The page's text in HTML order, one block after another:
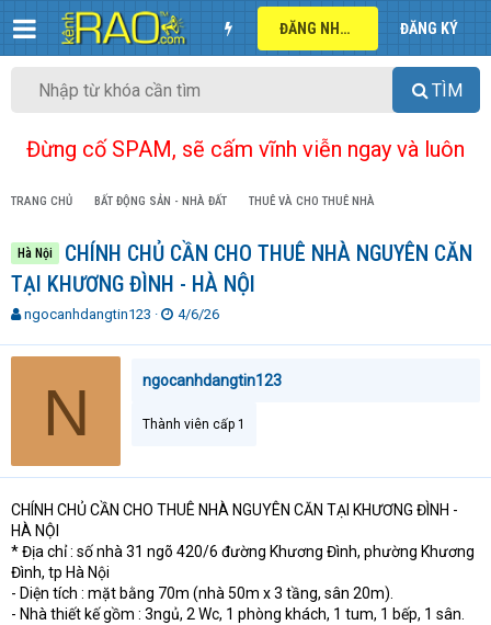
ĐĂNG NHẬP ĐĂNG KÝ
TÌM
Đừng cố SPAM, sẽ cấm vĩnh viễn ngay và luôn
TRANG CHỦ BẤT ĐỘNG SẢN - NHÀ ĐẤT THUÊ VÀ CHO THUÊ NHÀ
Hà Nội
CHÍNH CHỦ CẦN CHO THUÊ NHÀ NGUYÊN CĂN
TẠI KHƯƠNG ĐÌNH - HÀ NỘI
T
r
a
t
e
r
ngocanhdangtin123
N
y
i
4/6/26
N ngocanhdangtin123
Thành viên cấp 1
CHÍNH CHỦ CẦN CHO THUÊ NHÀ NGUYÊN CĂN TẠI KHƯƠNG ĐÌNH -
HÀ NỘI
* Địa chỉ : số nhà 31 ngõ 420/6 đường Khương Đình, phường Khương
Đình, tp Hà Nội
- Diện tích : mặt bằng 70m (nhà 50m x 3 tầng, sân 20m).
- Nhà thiết kế gồm : 3ngủ, 2 Wc, 1 phòng khách, 1 tum, 1 bếp, 1 sân.